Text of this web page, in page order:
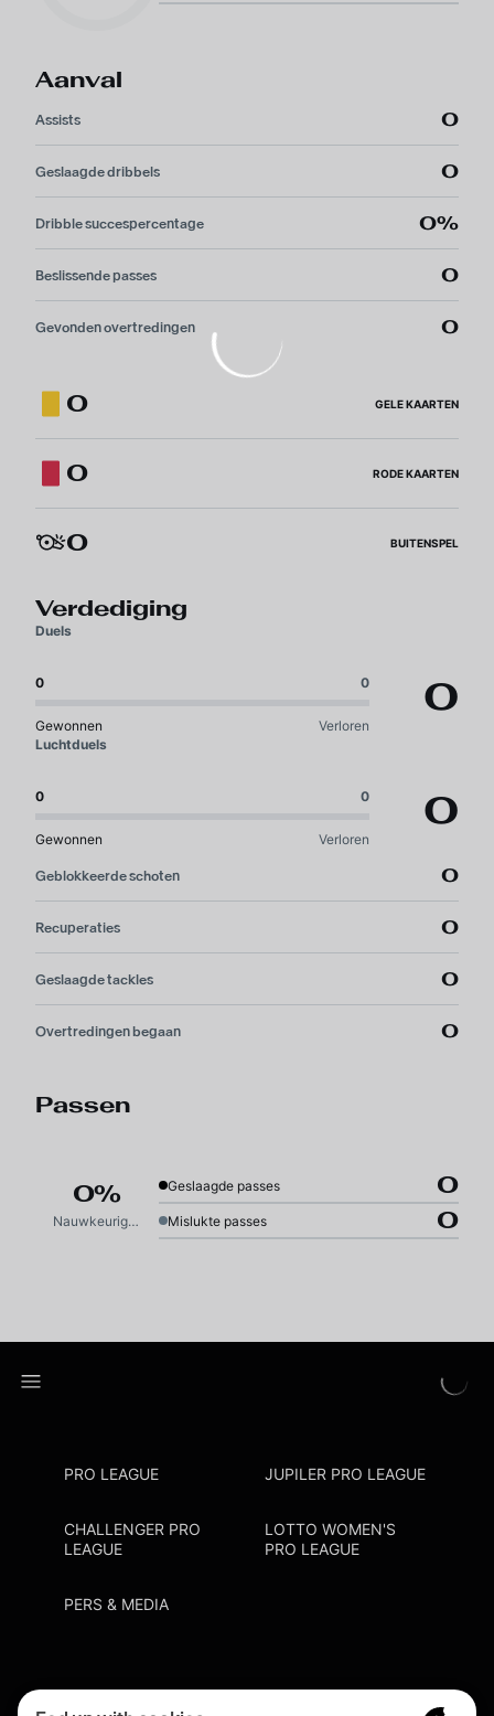
Aanval
Assists 0
Geslaagde dribbels 0
Dribble succespercentage 0%
Beslissende passes 0
Gevonden overtredingen 0
0 GELE KAARTEN
0 RODE KAARTEN
0 BUITENSPEL
Verdediging
Duels
0 0
Gewonnen Verloren
0
Luchtduels
0 0
Gewonnen Verloren
0
Geblokkeerde schoten 0
Recuperaties 0
Geslaagde tackles 0
Overtredingen begaan 0
Passen
0%
Nauwkeurigheid
Geslaagde passes 0
Mislukte passes 0
PRO LEAGUE JUPILER PRO LEAGUE
CHALLENGER PRO
LEAGUE
LOTTO WOMEN'S
PRO LEAGUE
PERS & MEDIA